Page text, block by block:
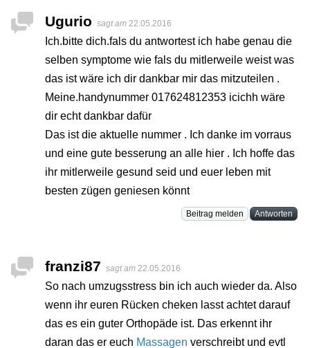
Ugurio sagt am 22.05.2016
Ich.bitte dich.fals du antwortest ich habe genau die
selben symptome wie fals du mitlerweile weist was
das ist wäre ich dir dankbar mir das mitzuteilen .
Meine.handynummer 017624812353 icichh wäre
dir echt dankbar dafür
Das ist die aktuelle nummer . Ich danke im vorraus
und eine gute besserung an alle hier . Ich hoffe das
ihr mitlerweile gesund seid und euer leben mit
besten zügen geniesen könnt
Beitrag melden Antworten
franzi87 sagt am 22.05.2016
So nach umzugsstress bin ich auch wieder da. Also
wenn ihr euren Rücken cheken lasst achtet darauf
das es ein guter Orthopäde ist. Das erkennt ihr
daran das er euch Massagen verschreibt und evtl